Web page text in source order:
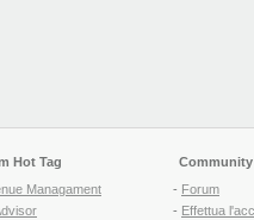
Hot Tag
Managament
Community
- Forum
- Effettua